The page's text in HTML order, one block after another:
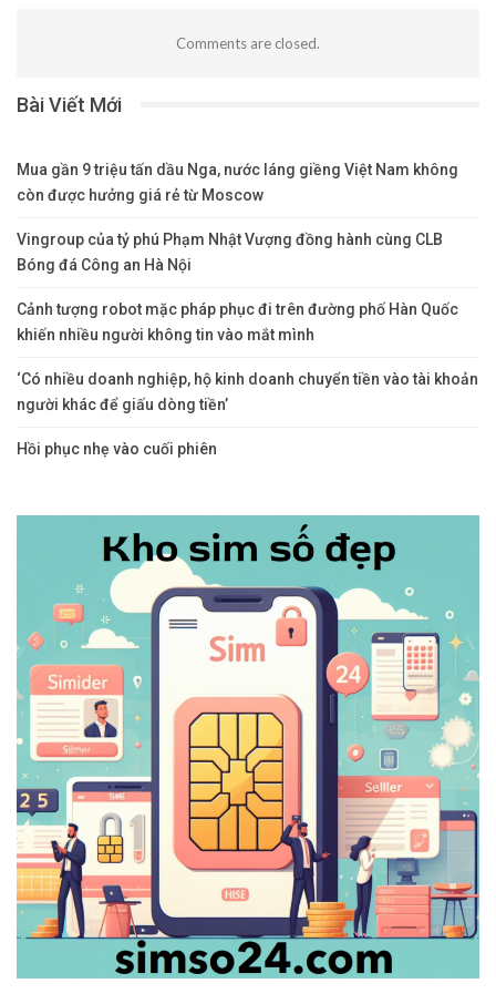
Comments are closed.
Bài Viết Mới
Mua gần 9 triệu tấn dầu Nga, nước láng giềng Việt Nam không
còn được hưởng giá rẻ từ Moscow
Vingroup của tỷ phú Phạm Nhật Vượng đồng hành cùng CLB
Bóng đá Công an Hà Nội
Cảnh tượng robot mặc pháp phục đi trên đường phố Hàn Quốc
khiến nhiều người không tin vào mắt mình
‘Có nhiều doanh nghiệp, hộ kinh doanh chuyển tiền vào tài khoản
người khác để giấu dòng tiền’
Hồi phục nhẹ vào cuối phiên